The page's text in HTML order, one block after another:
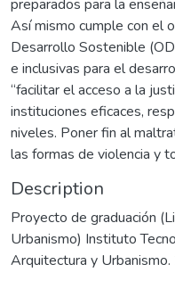
preparados para la
Así mismo cumple con el
Desarrollo Sostenible
e inclusivas para el
“facilitar el acceso a la
instituciones eficaces,
niveles. Poner fin al
las formas de violencia y
Description
Proyecto de graduación
Urbanismo) Instituto
Arquitectura y